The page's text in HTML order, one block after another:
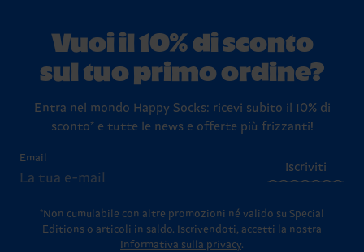
Vuoi il 10% di sconto
sul tuo primo ordine?
Entra nel mondo Happy Socks: ricevi subito il 10% di
sconto* e tutte le news e offerte più frizzanti!
Email
Iscriviti
*Non cumulabile con altre promozioni né valido su Special
Editions o articoli in saldo.
Iscrivendoti, accetti la nostra
Informativa sulla privacy.